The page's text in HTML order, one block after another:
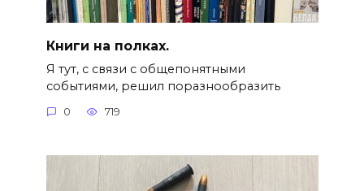
Книги на полках.
Я тут, с связи с общепонятными
событиями, решил поразнообразить
0 719